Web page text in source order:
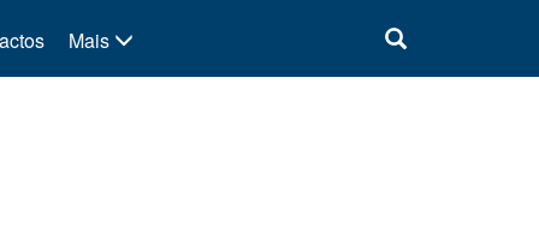
Mais